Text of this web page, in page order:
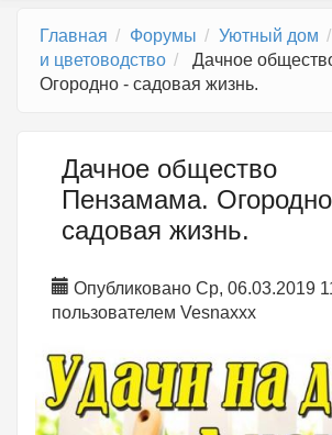
Главная Форумы Уютный дом
и цветоводство
Дачное
Огородно - садовая жизнь.
Дачное общество
Пензамама.
садовая жизнь.
Опубликовано Ср, 06.03.2019
пользователем Vesnaxxx